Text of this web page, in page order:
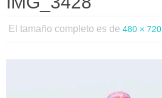
El tamaño completo es de 480 × 720